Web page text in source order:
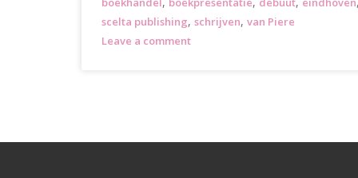
scelta publishing, schrijven, van Piere
Leave a comment